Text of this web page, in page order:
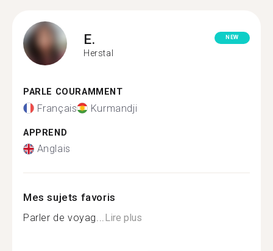
E.
Herstal
NEW
PARLE COURAMMENT
Français Kurmandji
APPREND
Anglais
Mes sujets favoris
Parler de voyag...Lire plus